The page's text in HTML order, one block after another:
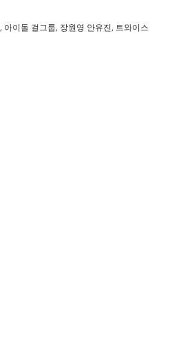
, 아이돌 걸그룹, 장원영 안유진, 트와이스